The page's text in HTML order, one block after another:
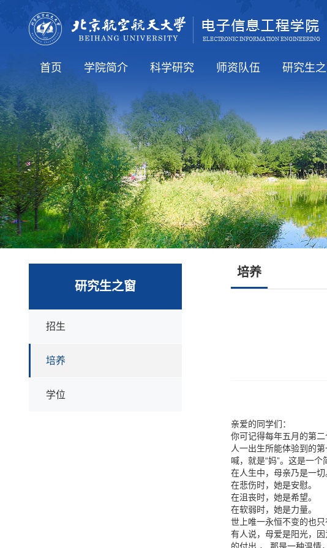
首页
学院要闻
通知公告
人才培养
就业信息
国际交流
学院简介
学院介绍
学院领导
学术机构
行政机构
科学研究
科研方向
科研学术
师资队伍 研究生
研究生之窗
招生
培养
学位
培养
亲爱的同学们：
你可记得每年五月的第
人一出生所能体验到的
喊，就是“妈”。这是一
在人生中，母亲乃是一切
在悲伤时，她是安慰。
在沮丧时，她是希望。
在软弱时，她是力量。
世上唯一永恒不变的也
有人说，母爱是阳光，